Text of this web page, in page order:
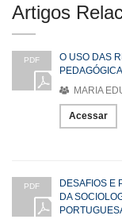
Artigos
PDF
O USO DAS
MARIA
Acessar
PDF
DESAFIOS E
DA